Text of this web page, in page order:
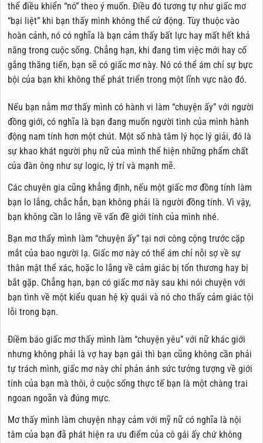
thể điều khiển “nó” theo ý muốn. Điều đó tương tự như giấc mơ
“bại liệt” khi bạn thấy mình không thể cử động. Tùy thuộc vào
hoàn cảnh, nó có nghĩa là bạn cảm thấy bất lực hay mất hết khả
năng trong cuộc sống. Chẳng hạn, khi đang tìm việc mới hay cố
gắng thăng tiến, bạn sẽ có giấc mơ này. Nó có thể ám chỉ sự bực
bội của bạn khi không thể phát triển trong một lĩnh vực nào đó.
Nếu bạn nằm mơ thấy mình có hành vi làm “chuyện ấy” với người
đồng giới, có nghĩa là bạn đang muốn người tình của mình hành
động nam tính hơn một chút. Một số nhà tâm lý học lý giải, đó là
sự khao khát người phụ nữ của mình thể hiện những phẩm chất
của đàn ông như sự logic, lý trí và mạnh mẽ.
Các chuyên gia cũng khẳng định, nếu một giấc mơ đồng tính làm
bạn lo lắng, chắc hẳn, bạn không phải là người đồng tính. Vì vậy,
bạn không cần lo lắng về vấn đề giới tính của mình nhé.
Bạn mơ thấy mình làm “chuyện ấy” tại nơi công cộng trước cặp
mắt của bao người lạ. Giấc mơ này có thể ám chỉ nỗi sợ về sự
thân mật thể xác, hoặc lo lắng về cảm giác bị tổn thương hay bị
bắt gặp. Chẳng hạn, bạn có giấc mơ này sau khi nói chuyện với
bạn tình về một kiểu quan hệ kỳ quái và nó cho thấy cảm giác tội
lỗi trong bạn.
Điềm báo giấc mơ thấy mình làm “chuyện yêu” với nữ khác giới
nhưng không phải là vợ hay bạn gái thì bạn cũng không cần phải
tự trách mình, giấc mơ này chỉ phản ánh sức tưởng tượng về giới
tính của bạn mà thôi, ở cuộc sống thực tế bạn là một chàng trai
ngoan ngoãn và đúng mực.
Mơ thấy mình làm chuyện nhạy cảm với mỹ nữ có nghĩa là nội
tâm của bạn đã phát hiện ra ưu điểm của cô gái ấy chứ không